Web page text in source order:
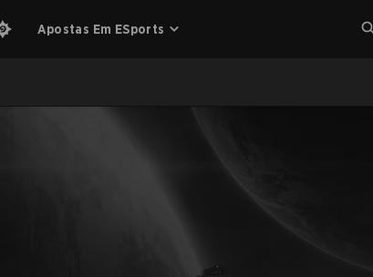
Apostas Em ESports